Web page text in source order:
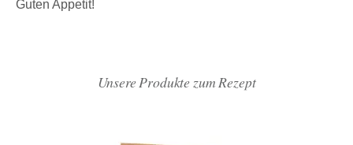
Guten Appetit!
Unsere Produkte zum Rezept